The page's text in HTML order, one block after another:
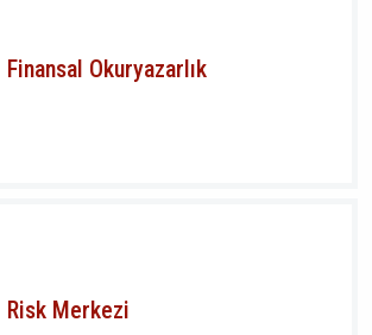
Finansal Okuryazarlık
Risk Merkezi